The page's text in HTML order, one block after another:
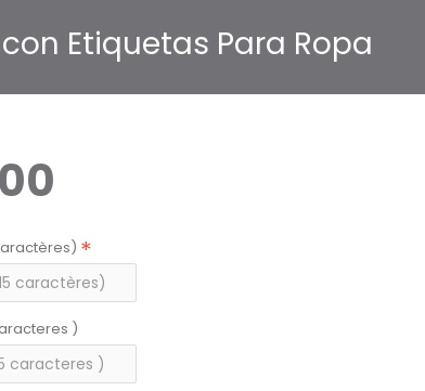
Etiquetas Para Ropa
)